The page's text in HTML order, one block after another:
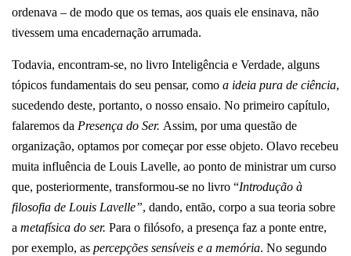
ordenava – de modo que os temas, aos quais ele ensinava, não
tivessem uma encadernação arrumada.
Todavia, encontram-se, no livro Inteligência e Verdade, alguns
tópicos fundamentais do seu pensar, como a ideia pura de ciência,
sucedendo deste, portanto, o nosso ensaio. No primeiro capítulo,
falaremos da Presença do Ser. Assim, por uma questão de
organização, optamos por começar por esse objeto. Olavo recebeu
muita influência de Louis Lavelle, ao ponto de ministrar um curso
que, posteriormente, transformou-se no livro “Introdução à
filosofia de Louis Lavelle”, dando, então, corpo a sua teoria sobre
a metafísica do ser. Para o filósofo, a presença faz a ponte entre,
por exemplo, as percepções sensíveis e a memória. No segundo